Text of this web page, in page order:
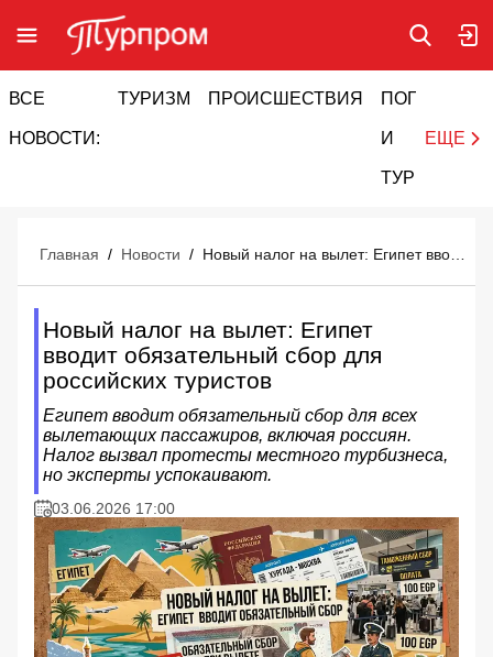
ВСЕ
НОВОСТИ:
ТУРИЗМ ПРОИСШЕСТВИЯ ПОГОДА
И
ТУРИЗМ
ЕЩЕ
Главная / Новости /
Новый налог на вылет: Египет
вводит обязательный сбор для
российских туристов
Египет вводит обязательный сбор для всех
вылетающих пассажиров, включая россиян.
Налог вызвал протесты местного турбизнеса,
но эксперты успокаивают.
03.06.2026 17:00